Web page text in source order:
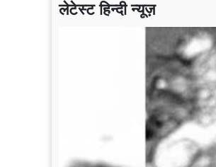
लेटेस्ट हिन्दी न्यूज़